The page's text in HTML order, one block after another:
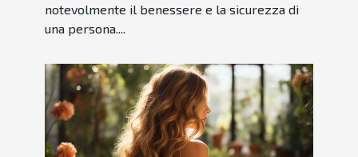
notevolmente il benessere e la sicurezza di
una persona....